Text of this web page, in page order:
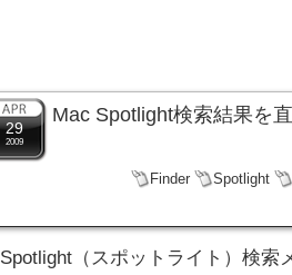
29
2009
Mac Spotlight検索結果を
Finder Spotlight
Spotlight（スポットライト）検索